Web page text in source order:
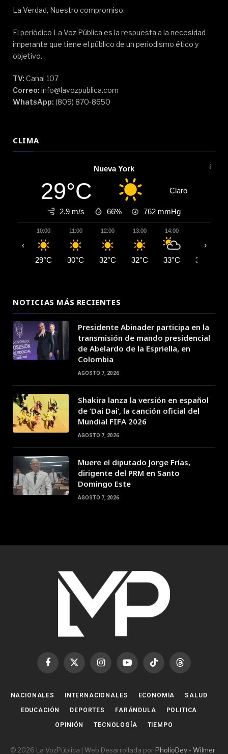
La Verdad, Nuestro compromiso.
El periódico La Voz Pública es la respuesta a la necesidad
imperante que tiene el público de un periodismo ético y
objetivo.
TV: Canal 107
Correo: info@lavozpublica.com
WhatsApp: (809) 870-8650
CLIMA
Nueva York
29°C Claro
2.9 m/s 66% 762 mmHg
10:00
29°C
11:00
30°C
12:00
32°C
13:00
32°C
14:00
33°C 33°C
‹ ›
NOTICIAS MÁS RECIENTES
Presidente Abinader participa en la
transmisión de mando presidencial
de Abelardo de la Espriella, en
Colombia
AGOSTO 7, 2026
Shakira lanza la versión en español
de ‘Dai Dai’, la canción oficial del
Mundial FIFA 2026
AGOSTO 7, 2026
Muere el diputado Jorge Frías,
dirigente del PRM en Santo
Domingo Este
AGOSTO 7, 2026
Facebook
X
InstagramYouTubeTikTok Threads
NACIONALES INTERNACIONALES ECONOMÍA SALUD
EDUCACIÓN DEPORTES FARÁNDULA POLITICA
OPINIÓN TECNOLOGÍA TIEMPO
© 2026 La VozPública | Web Desarrollada por PholioDev - Wilmer